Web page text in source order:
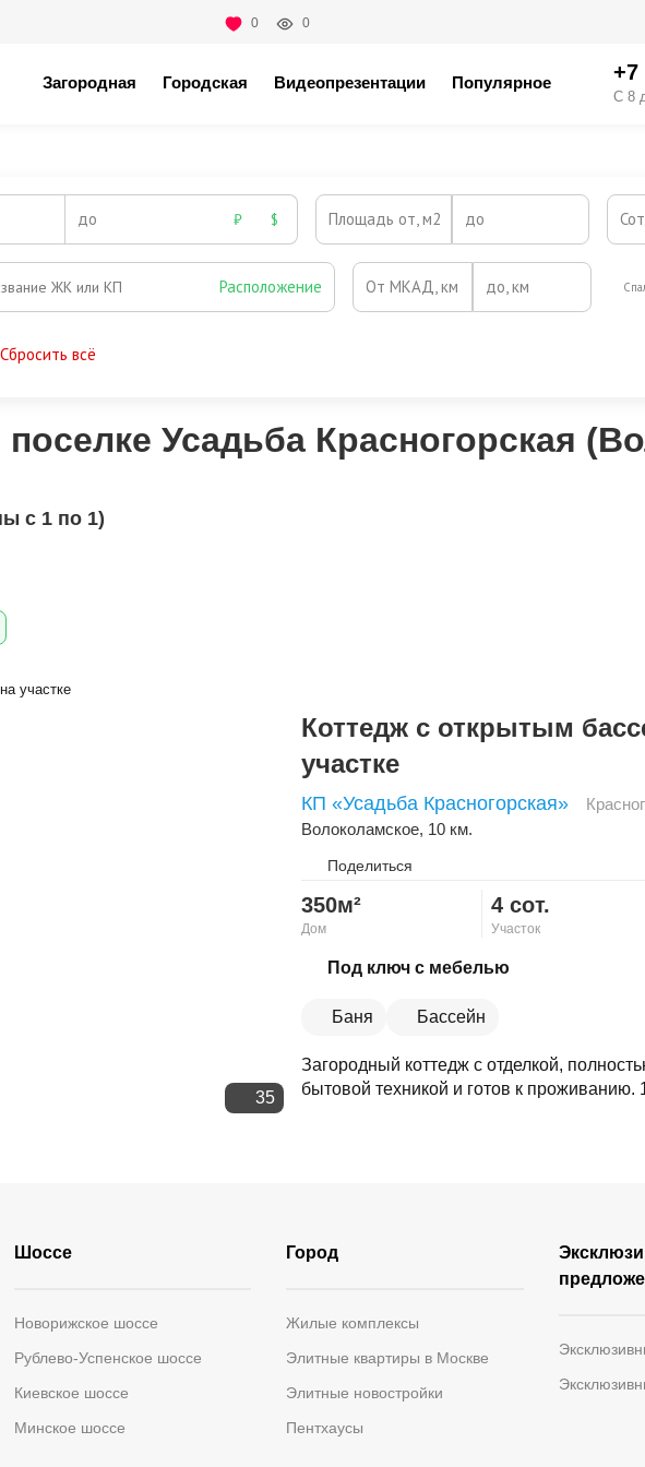
0 0
Загородная Городская Видеопрезентации Популярное +7
С 8
до ₽ $ Площадь от, м2 до
ЖК или КП Расположение От МКАД, км до, км
Сбросить всё
Усадьба Красногорская
с 1 по 1)
35
Коттедж с открытым
участке
КП «Усадьба Красногорская»
Волоколамское, 10 км.
Поделиться
Скопировать ссылку
350м²
Дом
4 сот.
Участок
Под ключ с мебелью
Баня Бассейн
Загородный коттедж с отделкой,
бытовой техникой и готов к проживанию.
Шоссе
Новорижское шоссе
Рублево-Успенское шоссе
Киевское шоссе
Минское шоссе
Город
Жилые комплексы
Элитные квартиры в Москве
Элитные новостройки
Пентхаусы